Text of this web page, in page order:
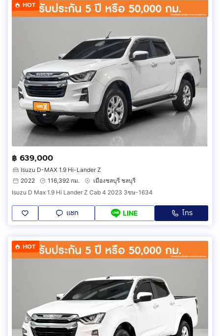
HOT
฿ 639,000
Isuzu D-MAX 1.9 Hi-Lander Z
2022
116,392 กม.
เมืองชลบุรี ชลบุรี
Isuzu D Max 1.9 Hi Lander Z Cab 4 2023 3ขษ-1634
แชท LINE โทร
HOT